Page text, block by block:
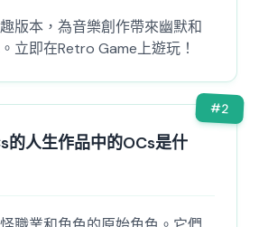
版本，為音樂創作帶來幽默和
立即在Retro Game上遊玩！
#2
的人生作品中的OCs是什